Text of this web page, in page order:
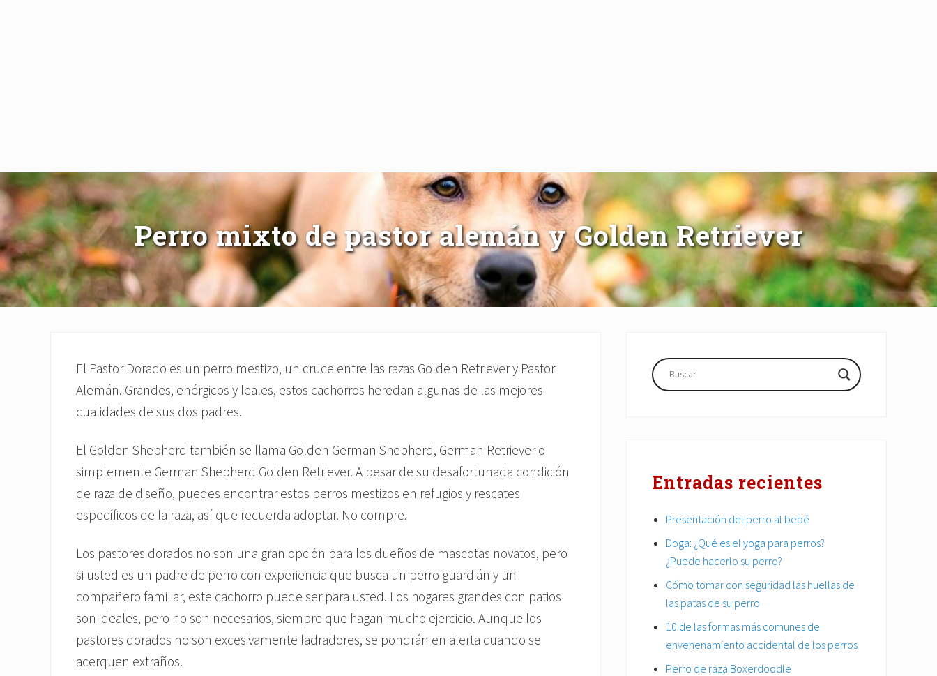
Perro mixto de pastor alemán y Golden Retriever
El Pastor Dorado es un perro mestizo, un cruce entre las razas Golden Retriever y Pastor
Alemán. Grandes, enérgicos y leales, estos cachorros heredan algunas de las mejores
cualidades de sus dos padres.
El Golden Shepherd también se llama Golden German Shepherd, German Retriever o
simplemente German Shepherd Golden Retriever. A pesar de su desafortunada condición
de raza de diseño, puedes encontrar estos perros mestizos en refugios y rescates
específicos de la raza, así que recuerda adoptar. No compre.
Los pastores dorados no son una gran opción para los dueños de mascotas novatos, pero
si usted es un padre de perro con experiencia que busca un perro guardián y un
compañero familiar, este cachorro puede ser para usted. Los hogares grandes con patios
son ideales, pero no son necesarios, siempre que hagan mucho ejercicio. Aunque los
pastores dorados no son excesivamente ladradores, se pondrán en alerta cuando se
acerquen extraños.
lateral
principal
Entradas recientes
Presentación del perro al bebé
Doga: ¿Qué es el yoga para perros?
¿Puede hacerlo su perro?
Cómo tomar con seguridad las huellas de
las patas de su perro
10 de las formas más comunes de
envenenamiento accidental de los perros
Perro de raza Boxerdoodle